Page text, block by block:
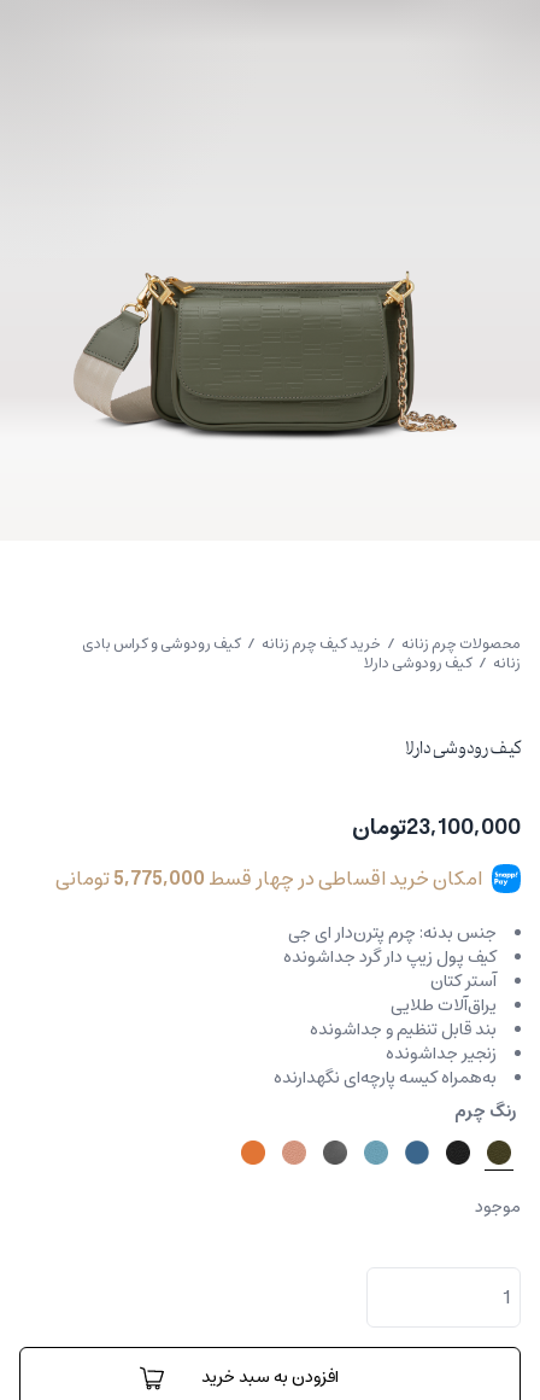
محصولات چرم زنانه / خرید کیف چرم زنانه / کیف رودوشی و کراس بادی
زنانه / کیف رودوشی دارلا
کیف رودوشی دارلا
23,100,000تومان
امکان خرید اقساطی در چهار قسط5,775,000تومانی
جنس بدنه: چرم پترن‌دار ای جی
کیف پول زیپ دار گرد جداشونده
آستر کتان
یراق‌آلات طلایی
بند قابل تنظیم و جداشونده
زنجیر جداشونده
به‌همراه کیسه پارچه‌ای نگهدارنده
رنگ چرم
موجود
کیف
رودوشی
دارلا
عدد
افزودن به سبد خرید